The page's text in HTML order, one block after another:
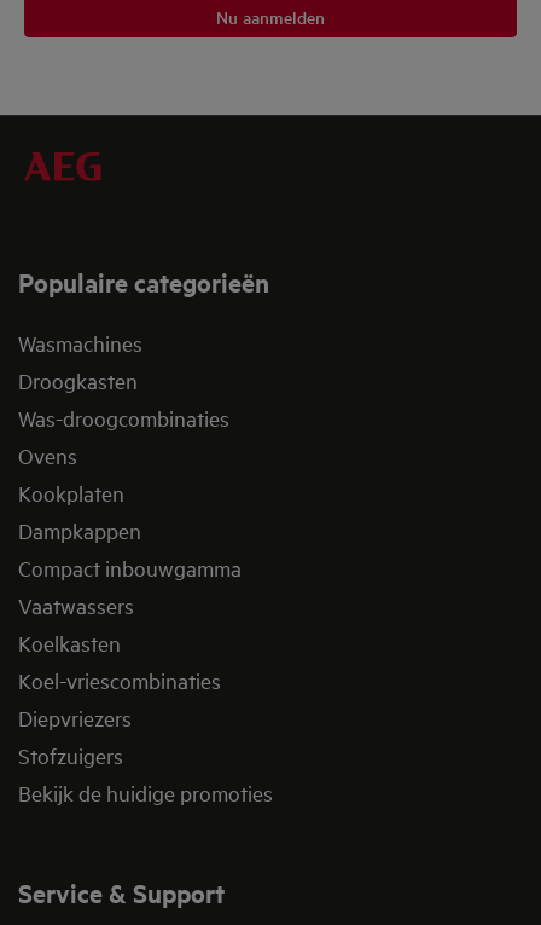
Nu aanmelden
Populaire categorieën
Wasmachines
Droogkasten
Was-droogcombinaties
Ovens
Kookplaten
Dampkappen
Compact inbouwgamma
Vaatwassers
Koelkasten
Koel-vriescombinaties
Diepvriezers
Stofzuigers
Bekijk de huidige promoties
Service & Support